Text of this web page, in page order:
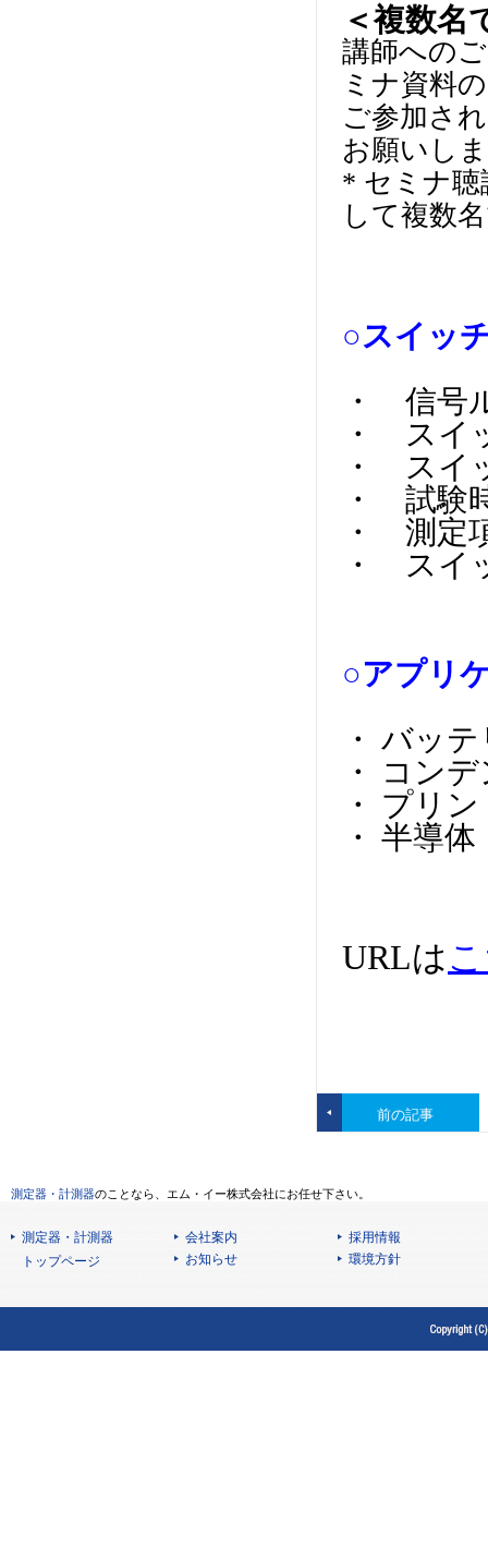
＜複数名
講師への
ミナ資料
ご参加さ
お願いし
* セミナ聴
して複数
○スイッ
・ 信号
・ スイ
・ スイ
・ 試験
・ 測定
・ スイ
○アプリ
・ バッ
・ コン
・ プリ
・ 半導
URLは
前の記事
測定器・計測器のことなら、エム・イー株式会社にお任せ下さい。
測定器・計測器
トップページ
会社案内
採用情報
お知らせ
環境方針